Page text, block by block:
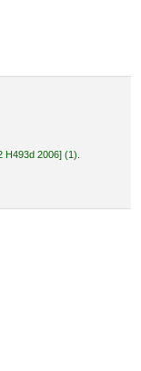
2006] (1).